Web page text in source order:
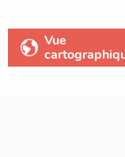
Vue